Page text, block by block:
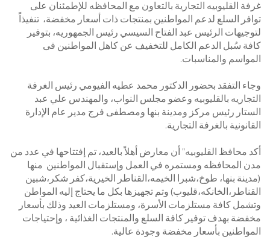
غرفة القليوبيه التجارية بالتعاون مع المحافظه للإطمئنان على
توافر السلع لدعم المواطنين بمنتجات ذات أسعار مخفضة، تنفيذاً
لتوجيهات الرئيس عبد الفتاح السيسي رئيس الجمهوريه، بتوفير
كافة سُبل الدعم الكامل للتخفيف عن كاهل المواطنين فى
المواسم والمناسبات.
وجاء التفقد بحضور الدكتور محمد عطيه الفيومي رئيس الغرفة
التجاريه بالقليوبيه وعضو مجلس النواب، والمهندس علي عبد
الستار رئيس مركز ومدينة بنها ومصطفى فرج مدير عام الإدارة
القانونية بالغرفة التجارية.
أكد محافظ القليوبيه" أن معارض أهلاً بالعيد، تم إفتتاحها في عدد من
مدن المحافظه ومستمره في العمل وإستقبال المواطنين منها
(مدينة بنها، طوخ،شبرا الخيمه،القناطر الخيرية،كفر شكر،شبين
القناطر،الخانكه،قليوب) وتم تجهيزها بكل ما يحتاج إليه المواطن
وتشمل كافة مستلزمات الأسرة، ومستلزمات العيد وذلك بأسعار
مخفضة بهدف توفير كافة السلع والمنتجات الغذائية ، وإحتياجات
المواطنين بأسعار مخفضة وجودة عالية.